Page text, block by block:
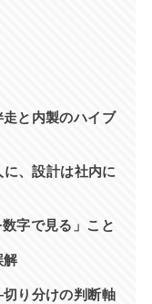
と内製のハイブ
に、設計は社内に
字で見る」こと
解
り分けの判断軸